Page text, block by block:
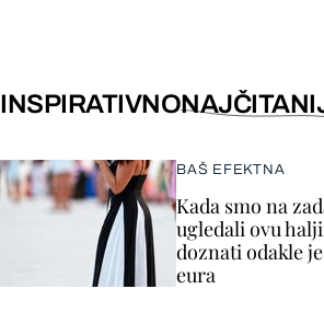
INSPIRATIVNO
BAŠ EFEKTNA
Kada smo na
ugledali ovu
doznati odakle
eura